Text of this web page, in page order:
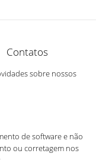
Contatos
sobre nossos
de software e não
ou corretagem nos